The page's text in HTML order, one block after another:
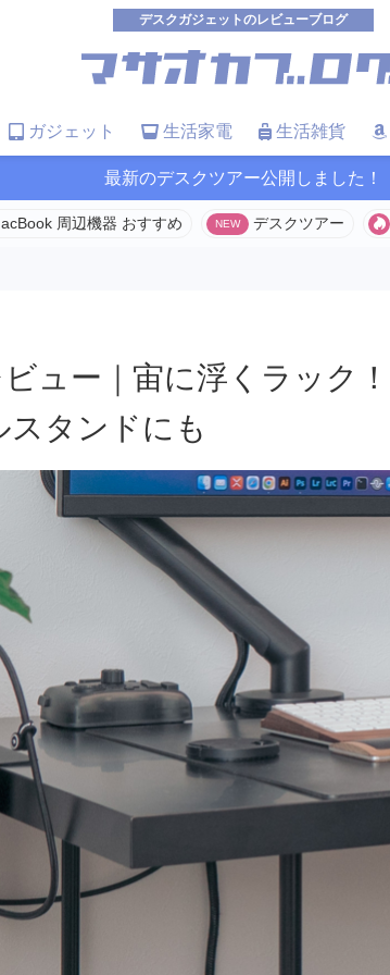
デスクガジェットのレビューブログ
ガジェット 生活家電 生活雑貨
最新のデスクツアー公開しました！
周辺機器 おすすめ デスクツアー
ュー｜宙に浮くラック！
タンドにも